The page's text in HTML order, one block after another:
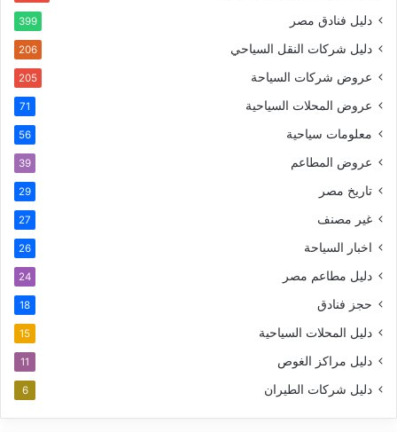
دليل فنادق مصر 399
دليل شركات النقل السياحي 206
عروض شركات السياحة 205
عروض المحلات السياحية 71
معلومات سياحية 56
عروض المطاعم 39
تاريخ مصر 29
غير مصنف 27
اخبار السياحة 26
دليل مطاعم مصر 24
حجز فنادق 18
دليل المحلات السياحية 15
دليل مراكز الغوص 11
دليل شركات الطيران 6